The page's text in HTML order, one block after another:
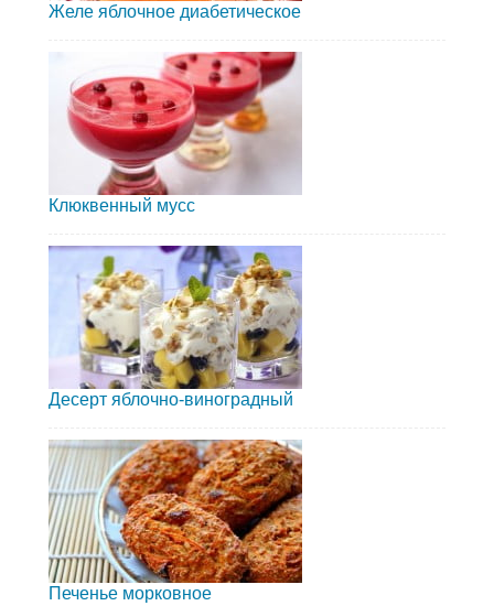
Желе яблочное диабетическое
Клюквенный мусс
Десерт яблочно-виноградный
Печенье морковное